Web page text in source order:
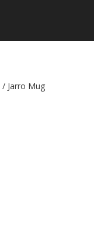
/ Jarro Mug